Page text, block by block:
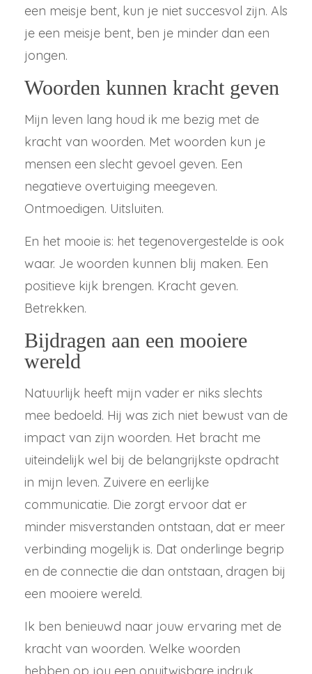
een meisje bent, kun je niet succesvol zijn. Als
je een meisje bent, ben je minder dan een
jongen.
Woorden kunnen kracht geven
Mijn leven lang houd ik me bezig met de
kracht van woorden. Met woorden kun je
mensen een slecht gevoel geven. Een
negatieve overtuiging meegeven.
Ontmoedigen. Uitsluiten.
En het mooie is: het tegenovergestelde is ook
waar. Je woorden kunnen blij maken. Een
positieve kijk brengen. Kracht geven.
Betrekken.
Bijdragen aan een mooiere
wereld
Natuurlijk heeft mijn vader er niks slechts
mee bedoeld. Hij was zich niet bewust van de
impact van zijn woorden. Het bracht me
uiteindelijk wel bij de belangrijkste opdracht
in mijn leven. Zuivere en eerlijke
communicatie. Die zorgt ervoor dat er
minder misverstanden ontstaan, dat er meer
verbinding mogelijk is. Dat onderlinge begrip
en de connectie die dan ontstaan, dragen bij
een mooiere wereld.
Ik ben benieuwd naar jouw ervaring met de
kracht van woorden. Welke woorden
hebben op jou een onuitwisbare indruk